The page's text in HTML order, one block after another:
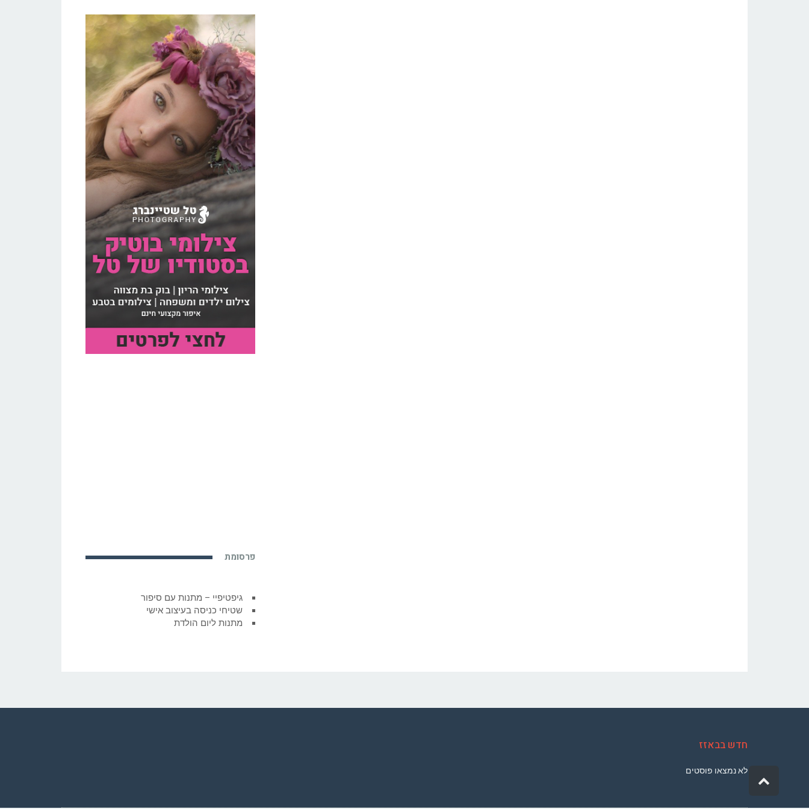
פרסומת
גיפטיפיי – מתנות עם סיפור
שטיחי כניסה בעיצוב אישי
מתנות ליום הולדת
חדש בבאזז
לא נמצאו פוסטים
העמוד